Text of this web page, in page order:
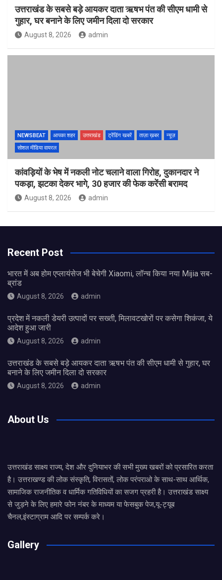
उत्तराखंड के सबसे बड़े आयकर दाता ऋषभ पंत की सीएम धामी से
गुहार, घर बनाने के लिए जमीन दिला दो सरकार
August 8, 2026 admin
NEWSBEAT आपका शहर उत्तराखंड ट्रेंडिंग खबरें ताज़ा ख़बर
न्यूज़
सोशल मीडिया वायरल
कांवड़ियों के भेष में नकली नोट चलाने वाला गिरोह, दुकानदार ने
पकड़ा, झटका देकर भागे, 30 हजार की फेक करेंसी बरामद
August 8, 2026 admin
Recent Post
भारत में अब होम एप्लायंसेज भी बेचेगी Xiaomi, लॉन्च किया नया Mijia सब-
ब्रांड
August 8, 2026 admin
प्रदेश में नकली डेयरी उत्पादों पर सख्ती, मिलावटखोरों पर कसेगा शिकंजा, ये
आदेश हुआ जारी
August 8, 2026 admin
उत्तराखंड के सबसे बड़े आयकर दाता ऋषभ पंत की सीएम धामी से गुहार, घर
बनाने के लिए जमीन दिला दो सरकार
August 8, 2026 admin
About Us
उत्तराखंड साक्ष्य राज्य, देश और दुनियाभर की सभी मुख्य खबरों को प्रसारित करता
है। उत्तराखण्ड की लोक संस्कृति, विरासतों, लोक परंपराओ के साथ-साथ आर्थिक,
सामाजिक राजनीतिक व धार्मिक गतिविधियों का सजग प्रहरी है। उत्तराखंड साक्ष्य
से जुड़ने के लिए हमारे फोन नंबर के माध्यम या फेसबुक पेज,यू-ट्यूब
चैनल,इंस्टाग्राम आदि पर सम्पर्क करे।
Gallery